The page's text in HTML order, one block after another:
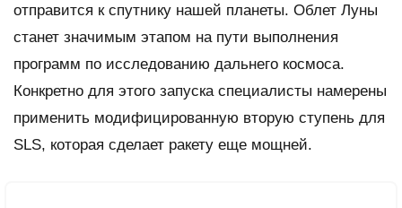
отправится к спутнику нашей планеты. Облет Луны
станет значимым этапом на пути выполнения
программ по исследованию дальнего космоса.
Конкретно для этого запуска специалисты намерены
применить модифицированную вторую ступень для
SLS, которая сделает ракету еще мощней.